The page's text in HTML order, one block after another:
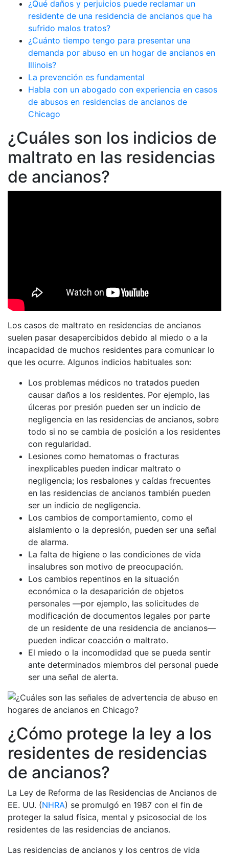
¿Qué daños y perjuicios puede reclamar un
residente de una residencia de ancianos que ha
sufrido malos tratos?
¿Cuánto tiempo tengo para presentar una
demanda por abuso en un hogar de ancianos en
Illinois?
La prevención es fundamental
Habla con un abogado con experiencia en casos
de abusos en residencias de ancianos de
Chicago
¿Cuáles son los indicios de
maltrato en las residencias
de ancianos?
Los casos de maltrato en residencias de ancianos
suelen pasar desapercibidos debido al miedo o a la
incapacidad de muchos residentes para comunicar lo
que les ocurre. Algunos indicios habituales son:
Los problemas médicos no tratados pueden
causar daños a los residentes. Por ejemplo, las
úlceras por presión pueden ser un indicio de
negligencia en las residencias de ancianos, sobre
todo si no se cambia de posición a los residentes
con regularidad.
Lesiones como hematomas o fracturas
inexplicables pueden indicar maltrato o
negligencia; los resbalones y caídas frecuentes
en las residencias de ancianos también pueden
ser un indicio de negligencia.
Los cambios de comportamiento, como el
aislamiento o la depresión, pueden ser una señal
de alarma.
La falta de higiene o las condiciones de vida
insalubres son motivo de preocupación.
Los cambios repentinos en la situación
económica o la desaparición de objetos
personales —por ejemplo, las solicitudes de
modificación de documentos legales por parte
de un residente de una residencia de ancianos—
pueden indicar coacción o maltrato.
El miedo o la incomodidad que se pueda sentir
ante determinados miembros del personal puede
ser una señal de alerta.
¿Cómo protege la ley a los
residentes de residencias
de ancianos?
La Ley de Reforma de las Residencias de Ancianos de
EE. UU. (NHRA) se promulgó en 1987 con el fin de
proteger la salud física, mental y psicosocial de los
residentes de las residencias de ancianos.
Las residencias de ancianos y los centros de vida